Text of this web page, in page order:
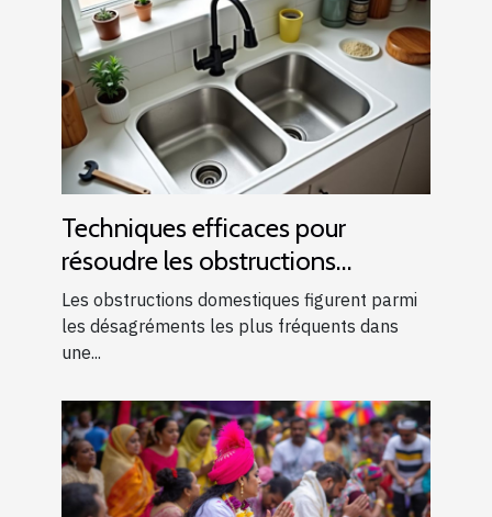
Techniques efficaces pour
résoudre les obstructions
domestiques courantes
Les obstructions domestiques figurent parmi
les désagréments les plus fréquents dans
une...